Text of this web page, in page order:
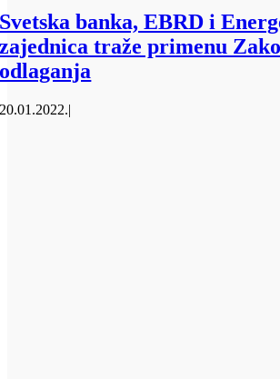
Svetska banka, EBRD i
zajednica traže primenu
odlaganja
20.01.2022.|